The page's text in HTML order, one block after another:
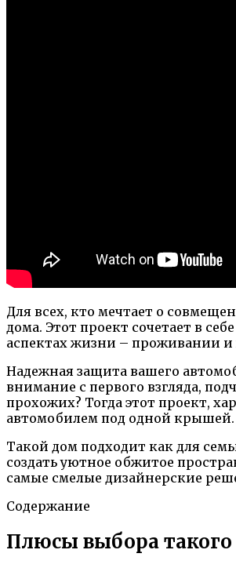
Для всех, кто мечтает о
дома. Этот проект сочетает в
аспектах жизни – проживании и
Надежная защита вашего
внимание с первого взгляда,
прохожих? Тогда этот проект,
автомобилем под одной крышей.
Такой дом подходит как для
создать уютное обжитое
самые смелые дизайнерские
Содержание
Плюсы выбора